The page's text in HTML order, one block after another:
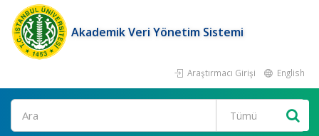
Akademik Veri Yönetim Sistemi
Araştırmacı Girişi English
Ara